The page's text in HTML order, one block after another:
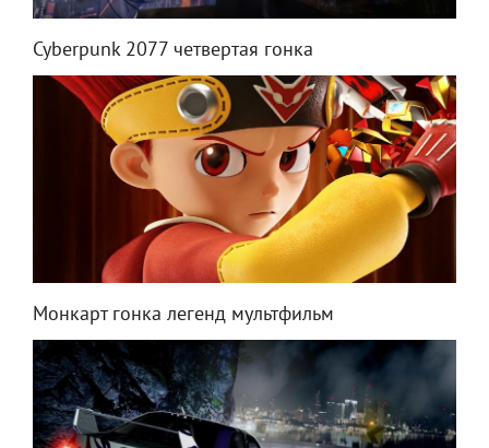
Cyberpunk 2077 четвертая гонка
Монкарт гонка легенд мультфильм